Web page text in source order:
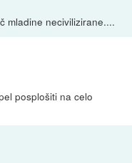
mladine necivilizirane....
posplošiti na celo